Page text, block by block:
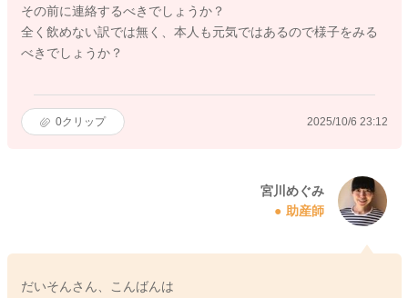
その前に連絡するべきでしょうか？
全く飲めない訳では無く、本人も元気ではあるので様子をみる
べきでしょうか？
0クリップ 2025/10/6 23:12
宮川めぐみ
助産師
だいそんさん、こんばんは